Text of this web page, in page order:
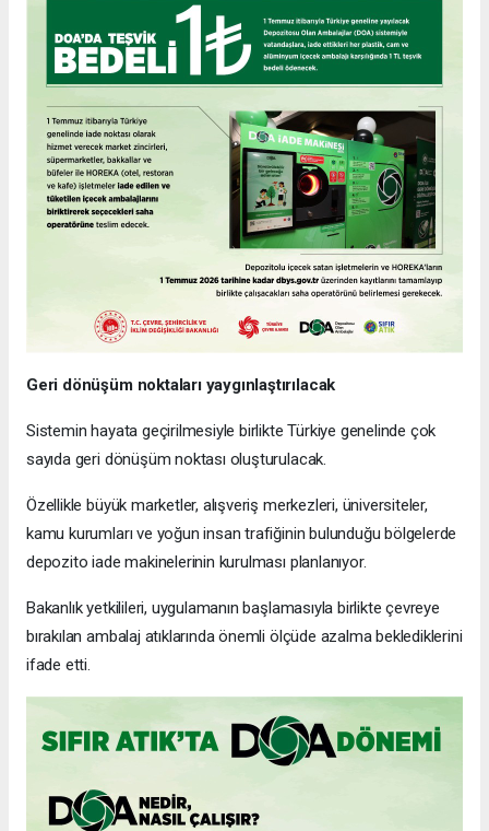
Geri dönüşüm noktaları yaygınlaştırılacak
Sistemin hayata geçirilmesiyle birlikte Türkiye genelinde çok
sayıda geri dönüşüm noktası oluşturulacak.
Özellikle büyük marketler, alışveriş merkezleri, üniversiteler,
kamu kurumları ve yoğun insan trafiğinin bulunduğu bölgelerde
depozito iade makinelerinin kurulması planlanıyor.
Bakanlık yetkilileri, uygulamanın başlamasıyla birlikte çevreye
bırakılan ambalaj atıklarında önemli ölçüde azalma beklediklerini
ifade etti.